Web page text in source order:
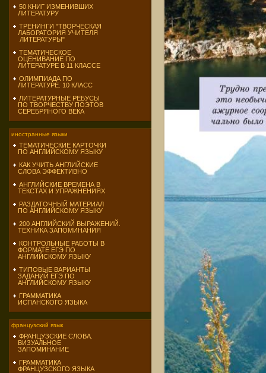
50 КНИГ ИЗМЕНИВШИХ
ЛИТЕРАТУРУ
ТРЕНИНГИ "ТВОРЧЕСКАЯ
ЛАБОРАТОРИЯ УЧИТЕЛЯ
ЛИТЕРАТУРЫ"
ТЕМАТИЧЕСКОЕ
ОЦЕНИВАНИЕ ПО
ЛИТЕРАТУРЕ В 11 КЛАССЕ
ОЛИМПИАДА ПО
ЛИТЕРАТУРЕ. 10 КЛАСС
ЛИТЕРАТУРНЫЕ РЕБУСЫ
ПО ТВОРЧЕСТВУ ПОЭТОВ
СЕРЕБРЯНОГО ВЕКА
иностранные языки
ТЕМАТИЧЕСКИЕ КАРТОЧКИ
ПО АНГЛИЙСКОМУ ЯЗЫКУ
КАК УЧИТЬ АНГЛИЙСКИЕ
СЛОВА ЭФФЕКТИВНО
АНГЛИЙСКИЕ ВРЕМЕНА В
ТЕКСТАХ И УПРАЖНЕНИЯХ
РАЗДАТОЧНЫЙ МАТЕРИАЛ
ПО АНГЛИЙСКОМУ ЯЗЫКУ
200 АНГЛИЙСКИЙ ВЫРАЖЕНИЙ.
ТЕХНИКА ЗАПОМИНАНИЯ
КОНТРОЛЬНЫЕ РАБОТЫ В
ФОРМАТЕ ЕГЭ ПО
АНГЛИЙСКОМУ ЯЗЫКУ
ТИПОВЫЕ ВАРИАНТЫ
ЗАДАНИЙ ЕГЭ ПО
АНГЛИЙСКОМУ ЯЗЫКУ
ГРАММАТИКА
ИСПАНСКОГО ЯЗЫКА
французский язык
ФРАНЦУЗСКИЕ СЛОВА.
ВИЗУАЛЬНОЕ
ЗАПОМИНАНИЕ
ГРАММАТИКА
ФРАНЦУЗСКОГО ЯЗЫКА